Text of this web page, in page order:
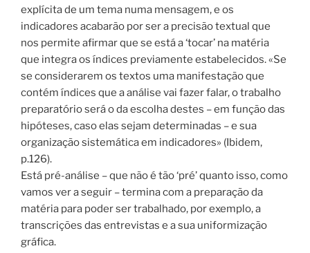
explícita de um tema numa mensagem, e os
indicadores acabarão por ser a precisão textual que
nos permite afirmar que se está a ‘tocar’ na matéria
que integra os índices previamente estabelecidos. «Se
se considerarem os textos uma manifestação que
contém índices que a análise vai fazer falar, o trabalho
preparatório será o da escolha destes – em função das
hipóteses, caso elas sejam determinadas – e sua
organização sistemática em indicadores» (Ibidem,
p.126).
Está pré-análise – que não é tão ‘pré’ quanto isso, como
vamos ver a seguir – termina com a preparação da
matéria para poder ser trabalhado, por exemplo, a
transcrições das entrevistas e a sua uniformização
gráfica.